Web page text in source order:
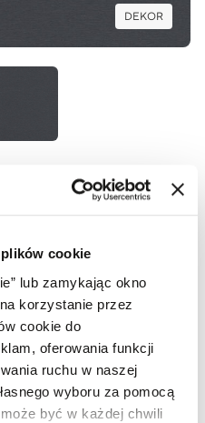
cookie
lub zamykając okno
korzystanie przez
cookie do
oferowania funkcji
ruchu w naszej
wyboru za pomocą
być w każdej chwili
DEKOR
wariant naśladujący
metalu, który jest często